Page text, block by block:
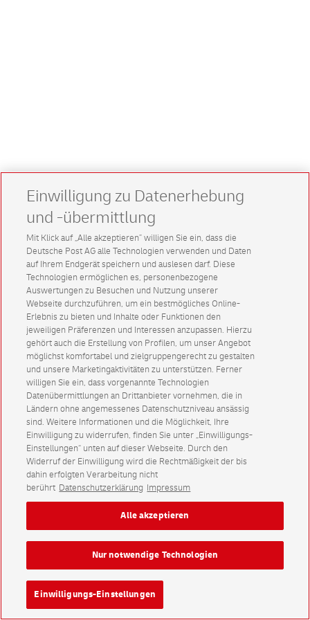
Einwilligung zu Datenerhebung
und -übermittlung
Mit Klick auf „Alle akzeptieren” willigen Sie ein, dass die
Deutsche Post AG alle Technologien verwenden und Daten
auf Ihrem Endgerät speichern und auslesen darf. Diese
Technologien ermöglichen es, personenbezogene
Auswertungen zu Besuchen und Nutzung unserer
Webseite durchzuführen, um ein bestmögliches Online-
Erlebnis zu bieten und Inhalte oder Funktionen den
jeweiligen Präferenzen und Interessen anzupassen. Hierzu
gehört auch die Erstellung von Profilen, um unser Angebot
möglichst komfortabel und zielgruppengerecht zu gestalten
und unsere Marketingaktivitäten zu unterstützen. Ferner
willigen Sie ein, dass vorgenannte Technologien
Datenübermittlungen an Drittanbieter vornehmen, die in
Ländern ohne angemessenes Datenschutzniveau ansässig
sind. Weitere Informationen und die Möglichkeit, Ihre
Einwilligung zu widerrufen, finden Sie unter „Einwilligungs-
Einstellungen“ unten auf dieser Webseite. Durch den
Widerruf der Einwilligung wird die Rechtmäßigkeit der bis
dahin erfolgten Verarbeitung nicht
berührt Datenschutzerklärung Impressum
Einwilligungs-Einstellungen
Nur notwendige Technologien
Alle akzeptieren